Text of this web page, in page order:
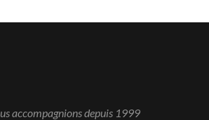
accompagnions depuis 1999